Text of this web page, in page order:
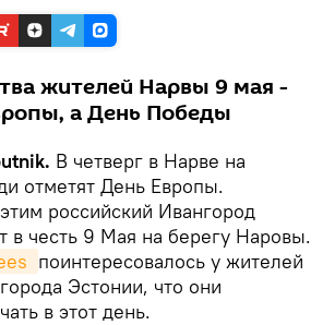
жителей Нарвы 9 мая -
а День Победы
В четверг в Нарве на
отметят День Европы.
российский Ивангород
в честь 9 Мая на берегу Наровы.
поинтересовалось у жителей
Эстонии, что они
в этот день.